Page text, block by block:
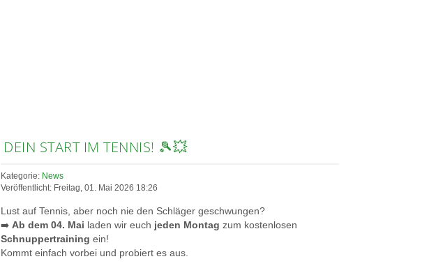
DEIN START IM TENNIS! 🎾💥
Kategorie: News
Veröffentlicht: Freitag, 01. Mai 2026 18:26
Lust auf Tennis, aber noch nie den Schläger geschwungen?
➡️Ab dem 04. Mai laden wir euch jeden Montag zum kostenlosen
Schnuppertraining ein!
Kommt einfach vorbei und probiert es aus.